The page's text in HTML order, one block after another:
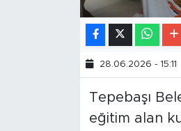
28.06.2026 - 15:11
Tepebaşı
eğitim alan